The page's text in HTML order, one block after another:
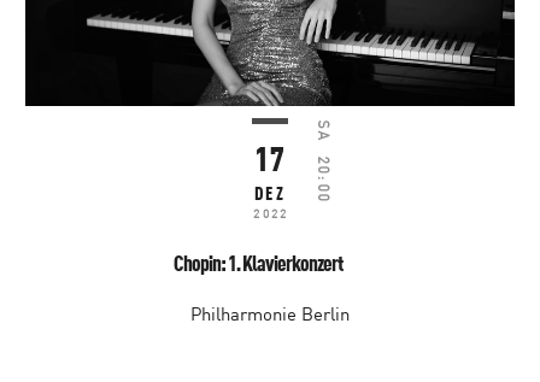
17
DEZ
2022
SA
20:00
Chopin: 1. Klavierkonzert
Philharmonie Berlin